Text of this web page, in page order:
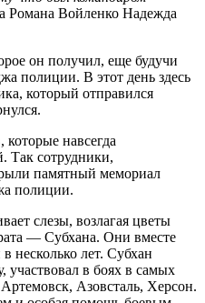
Романа Войленко Надежда
он получил, еще будучи
полиции. В этот день здесь
который отправился
навсегда
Так сотрудники,
памятный мемориал
полиции.
слезы, возлагая цветы
— Субхана. Они вместе
несколько лет. Субхан
участвовал в боях в самых
Азовсталь, Херсон.